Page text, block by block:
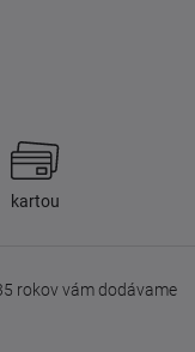
kartou
rokov vám dodávame